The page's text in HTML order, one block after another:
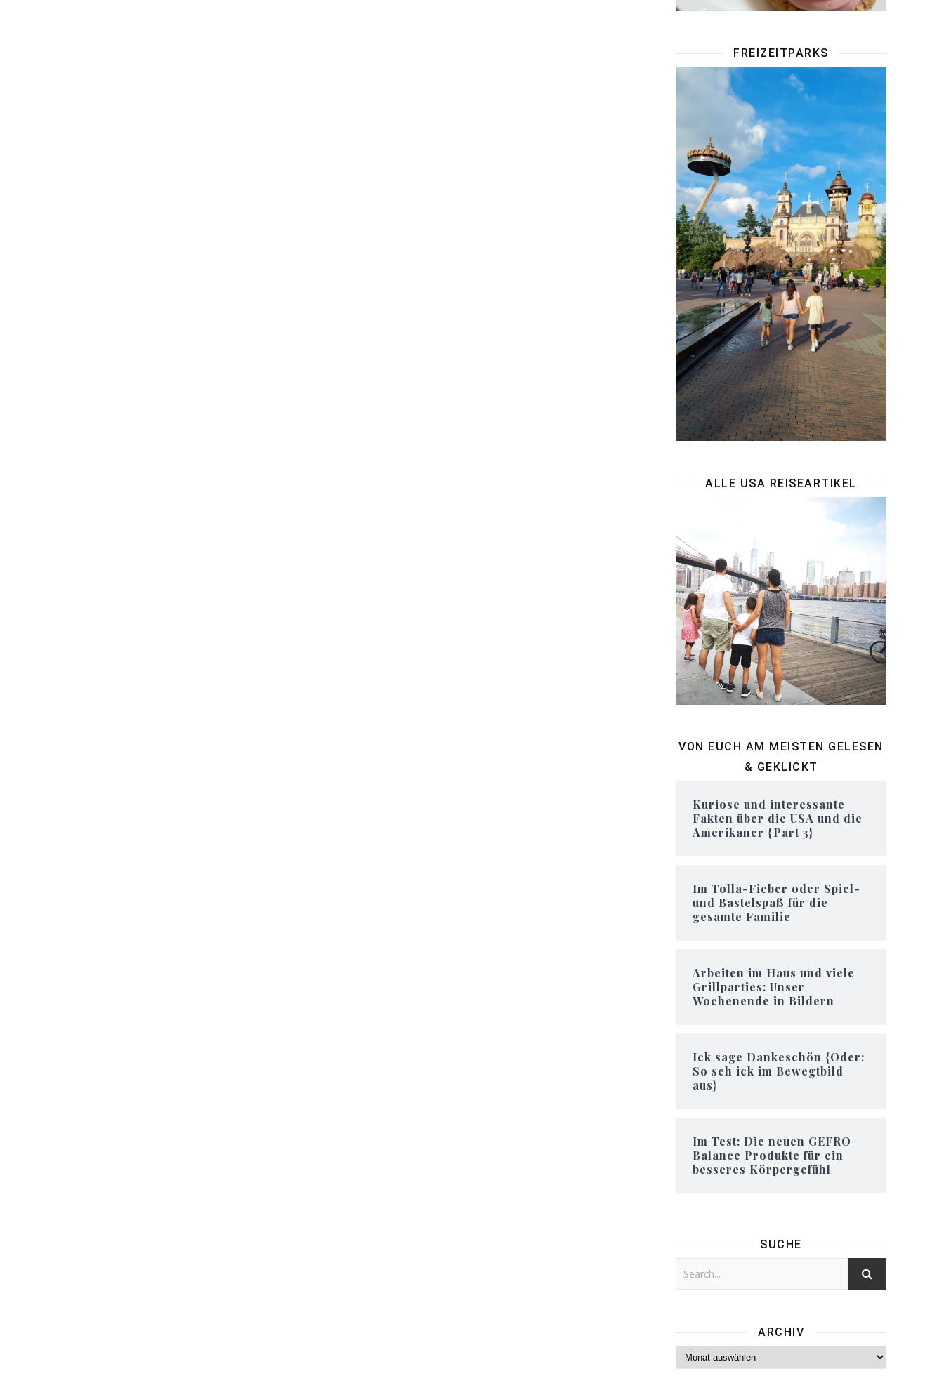
FREIZEITPARKS
ALLE USA REISEARTIKEL
VON EUCH AM MEISTEN GELESEN
& GEKLICKT
Kuriose und interessante
Fakten über die USA und die
Amerikaner {Part 3}
Im Tolla-Fieber oder Spiel-
und Bastelspaß für die
gesamte Familie
Arbeiten im Haus und viele
Grillparties: Unser
Wochenende in Bildern
Ick sage Dankeschön {Oder:
So seh ick im Bewegtbild
aus}
Im Test: Die neuen GEFRO
Balance Produkte für ein
besseres Körpergefühl
SUCHE
ARCHIV
Archiv